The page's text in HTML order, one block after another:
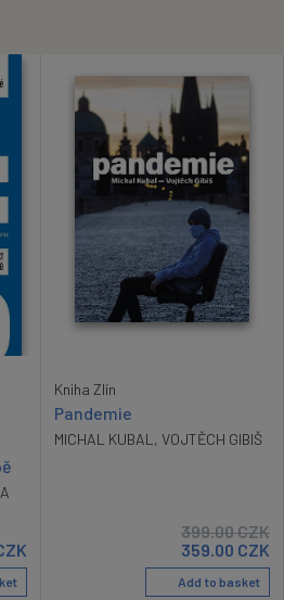
Kniha Zlín
Pandemie
MICHAL KUBAL, VOJTĚCH GIBIŠ
399.00CZK
359.00 CZK
Add to basket